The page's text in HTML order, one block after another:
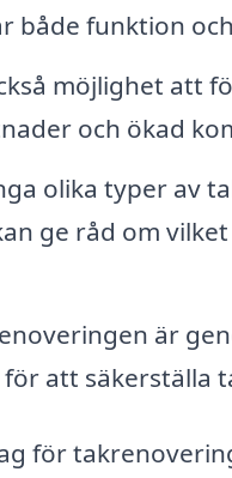
funktion
möjlighet att
och ökad
olika typer av
ge råd om
är
att säkerställa
för